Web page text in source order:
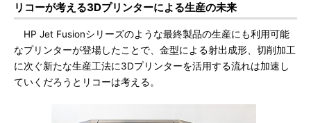
リコーが考える3Dプリンターによる生産の未来
HP Jet Fusionシリーズのような最終製品の生産にも利用可能
なプリンターが登場したことで、金型による射出成形、切削加工
に次ぐ新たな生産工法に3Dプリンターを活用する流れは加速し
ていくだろうとリコーは考える。